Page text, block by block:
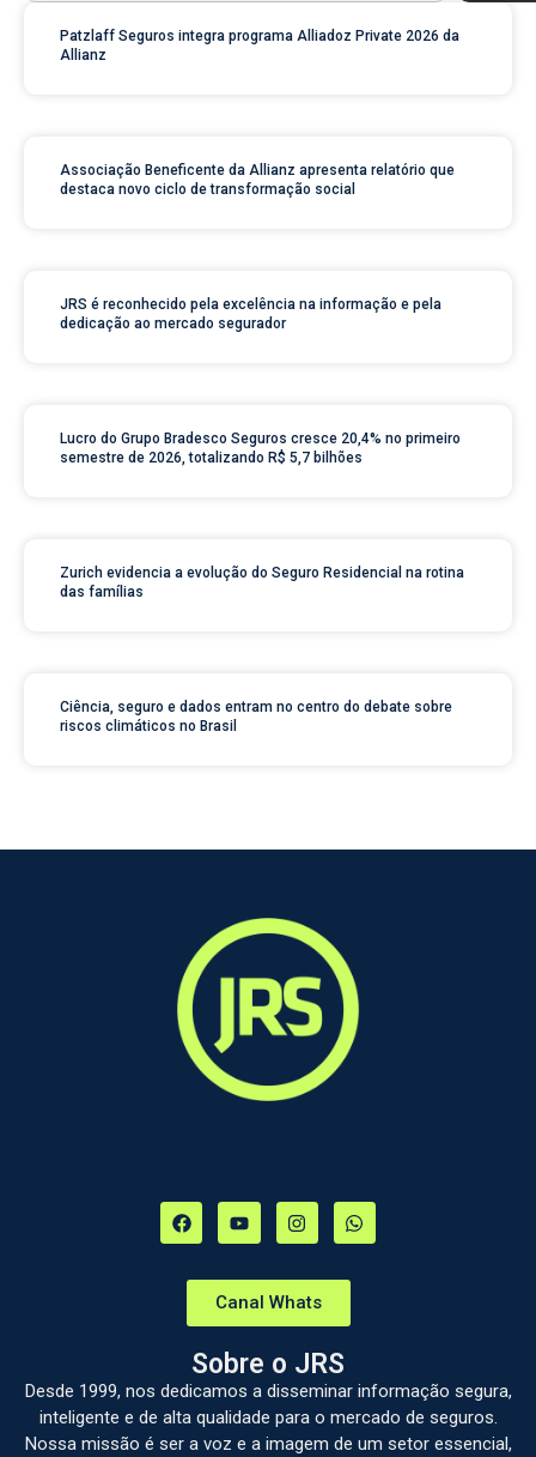
Patzlaff Seguros integra programa Alliadoz Private 2026 da
Allianz
Associação Beneficente da Allianz apresenta relatório que
destaca novo ciclo de transformação social
JRS é reconhecido pela excelência na informação e pela
dedicação ao mercado segurador
Lucro do Grupo Bradesco Seguros cresce 20,4% no primeiro
semestre de 2026, totalizando R$ 5,7 bilhões
Zurich evidencia a evolução do Seguro Residencial na rotina
das famílias
Ciência, seguro e dados entram no centro do debate sobre
riscos climáticos no Brasil
Canal Whats
Sobre o JRS
Desde 1999, nos dedicamos a disseminar informação segura,
inteligente e de alta qualidade para o mercado de seguros.
Nossa missão é ser a voz e a imagem de um setor essencial,